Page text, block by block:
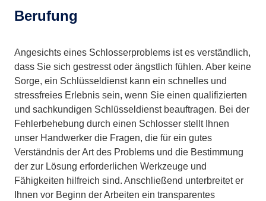
Berufung
Angesichts eines Schlosserproblems ist es verständlich,
dass Sie sich gestresst oder ängstlich fühlen. Aber keine
Sorge, ein Schlüsseldienst kann ein schnelles und
stressfreies Erlebnis sein, wenn Sie einen qualifizierten
und sachkundigen Schlüsseldienst beauftragen. Bei der
Fehlerbehebung durch einen Schlosser stellt Ihnen
unser Handwerker die Fragen, die für ein gutes
Verständnis der Art des Problems und die Bestimmung
der zur Lösung erforderlichen Werkzeuge und
Fähigkeiten hilfreich sind. Anschließend unterbreitet er
Ihnen vor Beginn der Arbeiten ein transparentes